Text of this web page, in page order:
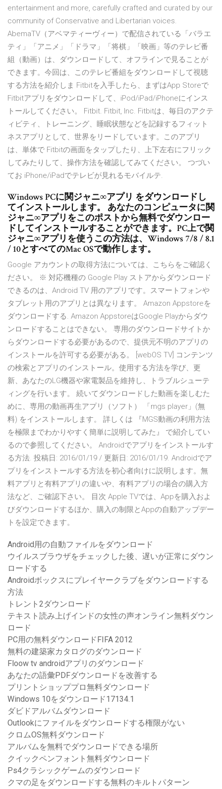
entertainment and more, carefully crafted and curated by our
community of Conservative and Libertarian voices.
AbemaTV（アベマティーヴィー）で配信されている「バラエ
ティ」「アニメ」「ドラマ」「将棋」「映画」等のテレビ番
組（動画）は、ダウンロードして、オフラインで見ることが
できます。今回は、このテレビ番組をダウンロードして視聴
する方法を紹介しま Fitbitを入手したら、まずはApp Storeで
Fitbitアプリをダウンロードして、iPod/iPad/iPhoneにインス
トールしてください。 Fitbit. Fitbit, Inc. Fitbitは、毎日のアクテ
ィビティ、トレーニング、睡眠状態などを記録するフィット
ネスアプリとして、世界をリードしています。このアプリ
は、単体で Fitbitの画面をタップしたり、上下左右にフリック
してみたりして、操作方法を確認してみてください。 つづい
てお iPhone/iPadでテレビが見れるモバイルテ.
Windows PCに関ジャニ∞アプリ をダウンロードし
てインストールします。 あなたのコンピュータに関
ジャニ∞アプリをこのポストから無料でダウンロー
ドしてインストールすることができます。PC上で関
ジャニ∞アプリを使うこの方法は、Windows 7/8 / 8.1
/ 10とすべてのMac OSで動作します。
Google アカウントの取得方法については、こちらをご確認く
ださい。 ※ 対応機種の Google Play ストアからダウンロード
できるのは、Android TV 用のアプリです。スマートフォンや
タブレット用のアプリとは異なります。 Amazon Appstoreを
ダウンロードする. Amazon AppstoreはGoogle Playからダウ
ンロードすることはできない。 専用のダウンロードサイトか
らダウンロードする必要があるので、提供元不明のアプリの
インストールを許可する必要がある。 [webOS TV] コンテンツ
の検索とアプリのインストール。使用する方法を学び、更
新、あなたのLG機器や家電製品を維持し、トラブルシューテ
ィングを行います。 続いてダウンロードした動画を楽しむた
めに、専用の動画再生アプリ（ソフト） 「mgs player」(無
料) をインストールします。 詳しくは 『MGS動画の利用方法
を極限までわかりやすく簡単に説明してみた』 で紹介してい
るので参照してください。 Androidでアプリをインストールす
る方法. 投稿日: 2016/01/19 / 更新日: 2016/01/19. Androidでア
プリをインストールする方法を初心者向けに説明します。無
料アプリと有料アプリの違いや、有料アプリの場合の購入方
法など、ご確認下さい。 目次 Apple TVでは、Appを購入およ
びダウンロードするほか、購入の制限とAppの自動アップデー
トを設定できます。
Android用の自動ファイルをダウンロード
ウイルスブラウザをチェックした後、遅いが正常にダウン
ロードする
Androidボックスにプレイヤークラブをダウンロードする
方法
トレント2ダウンロード
テキスト読み上げインドの女性の声オンライン無料ダウン
ロード
PC用の無料ダウンロードFIFA 2012
無料の建築家カタログのダウンロード
Floow tv androidアプリのダウンロード
あなたの語彙PDFダウンロードを改善する
プリントショッププロ無料ダウンロード
Windows 10をダウンロード17134.1
ダビドアルバムダウンロード
Outlookにファイルをダウンロードする権限がない
クロムOS無料ダウンロード
アルバムを無料でダウンロードできる場所
クイックペンフォント無料ダウンロード
Ps4クラシックゲームのダウンロード
クマの足をダウンロードする無料のキルトパターン